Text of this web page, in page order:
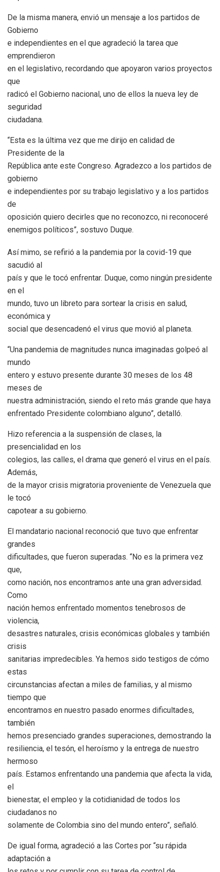
De la misma manera, envió un mensaje a los partidos de
Gobierno
e independientes en el que agradeció la tarea que
emprendieron
en el legislativo, recordando que apoyaron varios proyectos
que
radicó el Gobierno nacional, uno de ellos la nueva ley de
seguridad
ciudadana.
“Esta es la última vez que me dirijo en calidad de
Presidente de la
República ante este Congreso. Agradezco a los partidos de
gobierno
e independientes por su trabajo legislativo y a los partidos
de
oposición quiero decirles que no reconozco, ni reconoceré
enemigos políticos”, sostuvo Duque.
Así mimo, se refirió a la pandemia por la covid-19 que
sacudió al
país y que le tocó enfrentar. Duque, como ningún presidente
en el
mundo, tuvo un libreto para sortear la crisis en salud,
económica y
social que desencadenó el virus que movió al planeta.
“Una pandemia de magnitudes nunca imaginadas golpeó al
mundo
entero y estuvo presente durante 30 meses de los 48
meses de
nuestra administración, siendo el reto más grande que haya
enfrentado Presidente colombiano alguno”, detalló.
Hizo referencia a la suspensión de clases, la
presencialidad en los
colegios, las calles, el drama que generó el virus en el país.
Además,
de la mayor crisis migratoria proveniente de Venezuela que
le tocó
capotear a su gobierno.
El mandatario nacional reconoció que tuvo que enfrentar
grandes
dificultades, que fueron superadas. “No es la primera vez
que,
como nación, nos encontramos ante una gran adversidad.
Como
nación hemos enfrentado momentos tenebrosos de
violencia,
desastres naturales, crisis económicas globales y también
crisis
sanitarias impredecibles. Ya hemos sido testigos de cómo
estas
circunstancias afectan a miles de familias, y al mismo
tiempo que
encontramos en nuestro pasado enormes dificultades,
también
hemos presenciado grandes superaciones, demostrando la
resiliencia, el tesón, el heroísmo y la entrega de nuestro
hermoso
país. Estamos enfrentando una pandemia que afecta la vida,
el
bienestar, el empleo y la cotidianidad de todos los
ciudadanos no
solamente de Colombia sino del mundo entero”, señaló.
De igual forma, agradeció a las Cortes por “su rápida
adaptación a